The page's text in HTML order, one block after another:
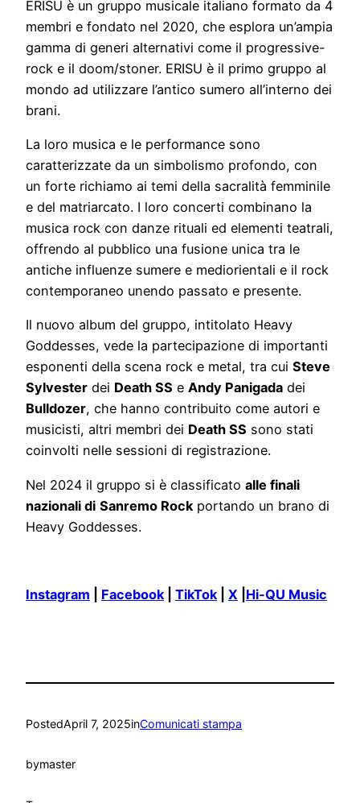
ERISU è un gruppo musicale italiano formato da 4
membri e fondato nel 2020, che esplora un’ampia
gamma di generi alternativi come il progressive-
rock e il doom/stoner. ERISU è il primo gruppo al
mondo ad utilizzare l’antico sumero all’interno dei
brani.
La loro musica e le performance sono
caratterizzate da un simbolismo profondo, con
un forte richiamo ai temi della sacralità femminile
e del matriarcato. I loro concerti combinano la
musica rock con danze rituali ed elementi teatrali,
offrendo al pubblico una fusione unica tra le
antiche influenze sumere e mediorientali e il rock
contemporaneo unendo passato e presente.
Il nuovo album del gruppo, intitolato Heavy
Goddesses, vede la partecipazione di importanti
esponenti della scena rock e metal, tra cui Steve
Sylvester dei Death SS e Andy Panigada dei
Bulldozer, che hanno contribuito come autori e
musicisti, altri membri dei Death SS sono stati
coinvolti nelle sessioni di registrazione.
Nel 2024 il gruppo si è classificato alle finali
nazionali di Sanremo Rock portando un brano di
Heavy Goddesses.
Instagram Facebook| TikTok| X Hi-QU Music
PostedApril 7, 2025inComunicati stampa
bymaster